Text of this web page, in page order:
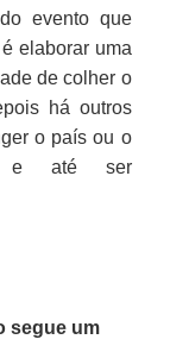
evento que
elaborar uma
de colher o
há outros
o país ou o
e até ser
segue um